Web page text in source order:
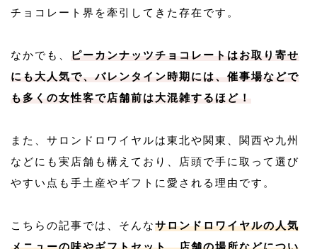
チョコレート界を牽引してきた存在です。
なかでも、
ピーカンナッツチョコレートはお取り寄せ
にも大人気で、バレンタイン時期には、催事場などで
も多くの女性客で店舗前は大混雑するほど！
また、サロンドロワイヤルは東北や関東、関西や九州
などにも実店舗も構えており、店頭で手に取って選び
やすい点も手土産やギフトに愛される理由です。
こちらの記事では、そんなサロンドロワイヤルの人気
メニューの味やギフトセット、店舗の場所などについ